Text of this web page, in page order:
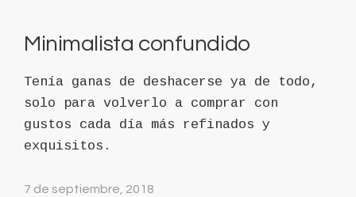
Minimalista confundido
Tenía ganas de deshacerse ya de todo,
solo para volverlo a comprar con
gustos cada día más refinados y
exquisitos.
7 de septiembre, 2018